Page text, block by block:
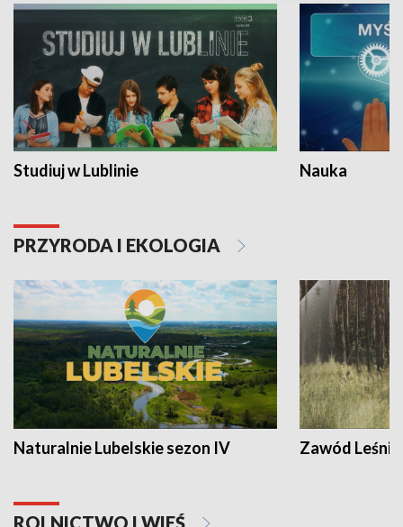
Studiuj w Lublinie Nauka
PRZYRODA I EKOLOGIA
Naturalnie Lubelskie sezon IV Zawód Leśnik
ROLNICTWO I WIEŚ